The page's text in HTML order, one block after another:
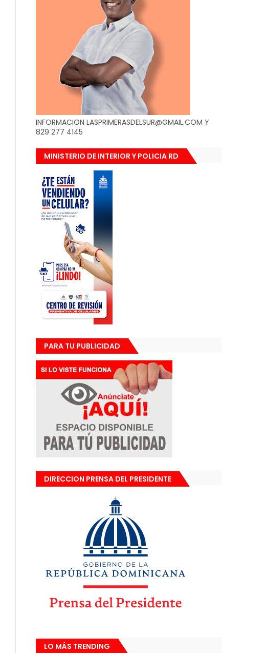
INFORMACION LASPRIMERASDELSUR@GMAIL.COM Y
829 277 4145
MINISTERIO DE INTERIOR Y POLICIA RD
PARA TU PUBLICIDAD
DIRECCION PRENSA DEL PRESIDENTE
LO MÁS TRENDING